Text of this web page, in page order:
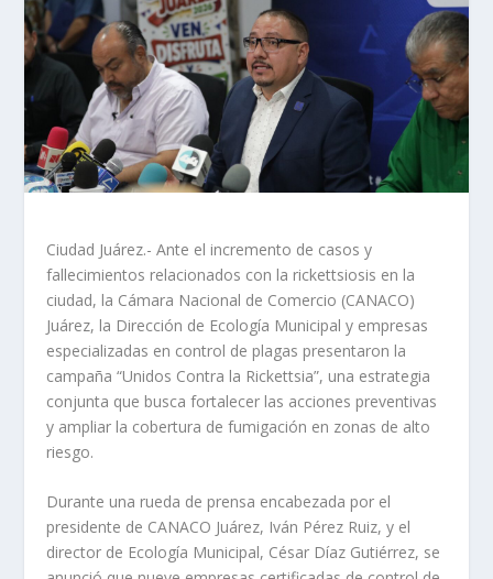
Ciudad Juárez.- Ante el incremento de casos y
fallecimientos relacionados con la rickettsiosis en la
ciudad, la Cámara Nacional de Comercio (CANACO)
Juárez, la Dirección de Ecología Municipal y empresas
especializadas en control de plagas presentaron la
campaña “Unidos Contra la Rickettsia”, una estrategia
conjunta que busca fortalecer las acciones preventivas
y ampliar la cobertura de fumigación en zonas de alto
riesgo.
Durante una rueda de prensa encabezada por el
presidente de CANACO Juárez, Iván Pérez Ruiz, y el
director de Ecología Municipal, César Díaz Gutiérrez, se